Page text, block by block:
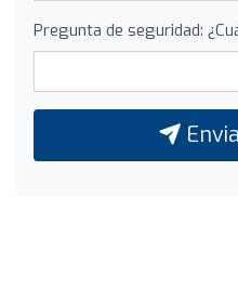
Pregunta de seguridad: